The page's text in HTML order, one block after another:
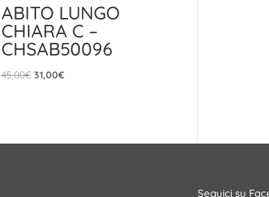
ABITO LUNGO
CHIARA C –
CHSAB50096
45,00€ Il
31,00€Il
Seguici su